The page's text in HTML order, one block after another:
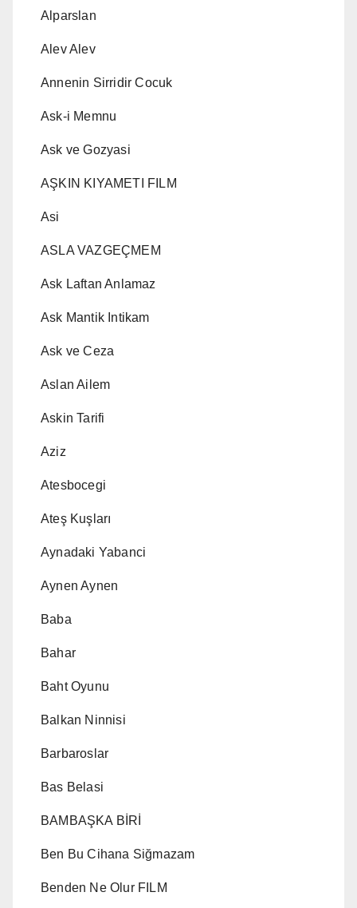
Alparslan
Alev Alev
Annenin Sirridir Cocuk
Ask-i Memnu
Ask ve Gozyasi
AŞKIN KIYAMETI FILM
Asi
ASLA VAZGEÇMEM
Ask Laftan Anlamaz
Ask Mantik Intikam
Ask ve Ceza
Aslan Ailem
Askin Tarifi
Aziz
Atesbocegi
Ateş Kuşları
Aynadaki Yabanci
Aynen Aynen
Baba
Bahar
Baht Oyunu
Balkan Ninnisi
Barbaroslar
Bas Belasi
BAMBAŞKA BİRİ
Ben Bu Cihana Siğmazam
Benden Ne Olur FILM